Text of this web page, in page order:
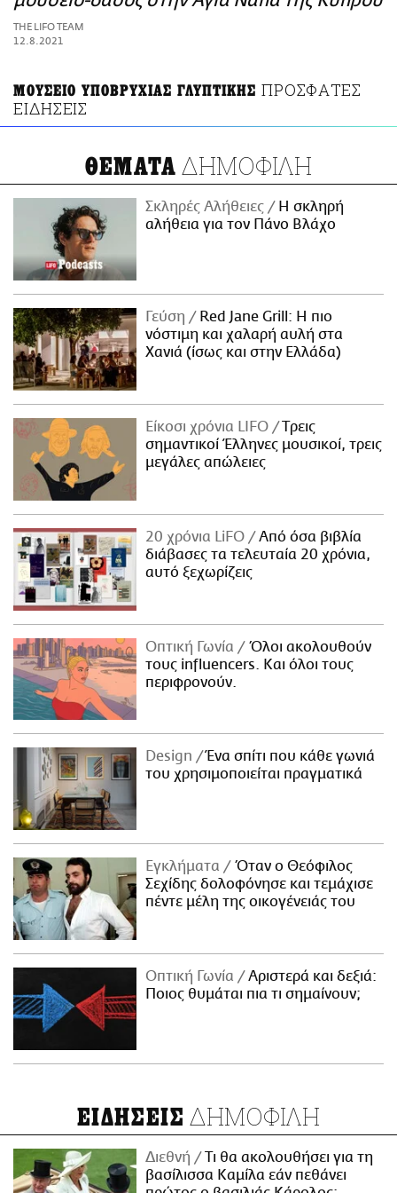
ΑΜΠΑ
PRINT
THE LIFO TEAM
12.8.2021
ΜΟΥΣΕΙΟ ΥΠΟΒΡΥΧΙΑΣ ΓΛΥΠΤΙΚΗΣ ΠΡΟΣΦΑΤΕΣ
ΕΙΔΗΣΕΙΣ
ΘΕΜΑΤΑ ΔΗΜΟΦΙΛΗ
Σκληρές Αλήθειες
H σκληρή
αλήθεια για τον Πάνο Βλάχο
Γεύση
Red Jane Grill: Η πιο
νόστιμη και χαλαρή αυλή στα
Χανιά (ίσως και στην Ελλάδα)
Είκοσι χρόνια LIFO
Tρεις
σημαντικοί Έλληνες μουσικοί, τρεις
μεγάλες απώλειες
20 χρόνια LiFO
Από όσα βιβλία
διάβασες τα τελευταία 20 χρόνια,
αυτό ξεχωρίζεις
Οπτική Γωνία
Όλοι ακολουθούν
τους influencers. Και όλοι τους
περιφρονούν.
Design
Ένα σπίτι που κάθε γωνιά
του χρησιμοποιείται πραγματικά
Εγκλήματα
Όταν ο Θεόφιλος
Σεχίδης δολοφόνησε και τεμάχισε
πέντε μέλη της οικογένειάς του
Οπτική Γωνία
Αριστερά και δεξιά:
Ποιος θυμάται πια τι σημαίνουν;
ΕΙΔΗΣΕΙΣ ΔΗΜΟΦΙΛΗ
Διεθνή
Τι θα ακολουθήσει για τη
βασίλισσα Καμίλα εάν πεθάνει